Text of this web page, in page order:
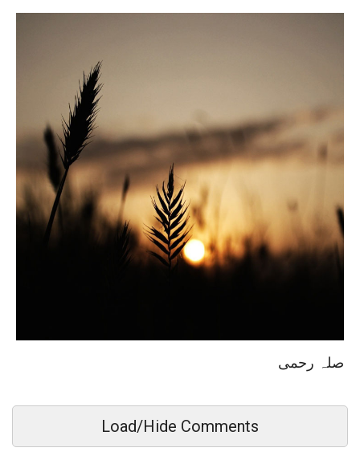
صلہ رحمی
Load/Hide Comments